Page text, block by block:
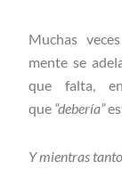
Muchas
mente se
que falta,
que “debería”
Y mientras